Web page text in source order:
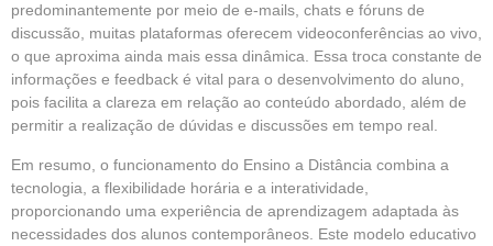
predominantemente por meio de e-mails, chats e fóruns de
discussão, muitas plataformas oferecem videoconferências ao vivo,
o que aproxima ainda mais essa dinâmica. Essa troca constante de
informações e feedback é vital para o desenvolvimento do aluno,
pois facilita a clareza em relação ao conteúdo abordado, além de
permitir a realização de dúvidas e discussões em tempo real.
Em resumo, o funcionamento do Ensino a Distância combina a
tecnologia, a flexibilidade horária e a interatividade,
proporcionando uma experiência de aprendizagem adaptada às
necessidades dos alunos contemporâneos. Este modelo educativo